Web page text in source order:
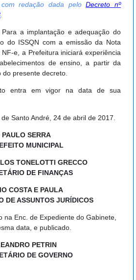
com redação dada peloDecreto nº
Para a implantação e adequação do
do ISSQN com a emissão da Nota
e, a Prefeitura iniciará experiência
de ensino, a partir da
presente decreto.
entra em vigor na data de sua
Santo André, 24 de abril de 2017.
PAULO SERRA
MUNICIPAL
TONELOTTI GRECCO
DE FINANÇAS
COSTA E PAULA
DE ASSUNTOS JURÍDICOS
na Enc. de Expediente do Gabinete,
data, e publicado.
PETRIN
DE GOVERNO